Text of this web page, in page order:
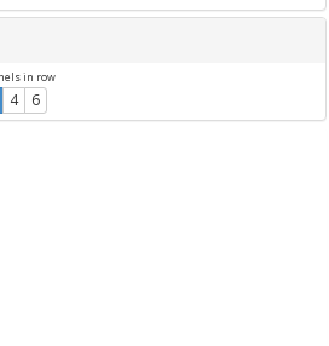
in row
4 6